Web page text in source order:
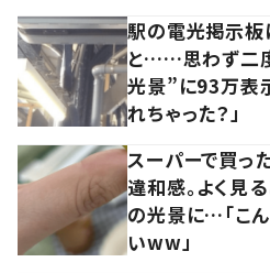
駅の電光掲示板
と……思わず二
光景”に93万表示
れちゃった？」
スーパーで買っ
違和感。よく見
の光景に…「こん
いww」